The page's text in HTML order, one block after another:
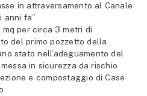
in attraversamento al Canale
fa”.
per circa 3 metri di
del primo pozzetto della
stato nell’adeguamento del
in sicurezza da rischio
e compostaggio di Case